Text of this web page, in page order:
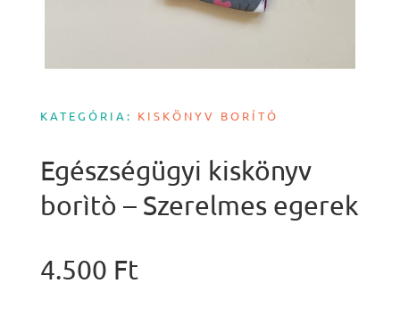
KATEGÓRIA: KISKÖNYV BORÍTÓ
Egészségügyi kiskönyv
borìtò – Szerelmes egerek
4.500 Ft